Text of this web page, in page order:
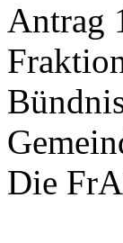
Antrag
Die